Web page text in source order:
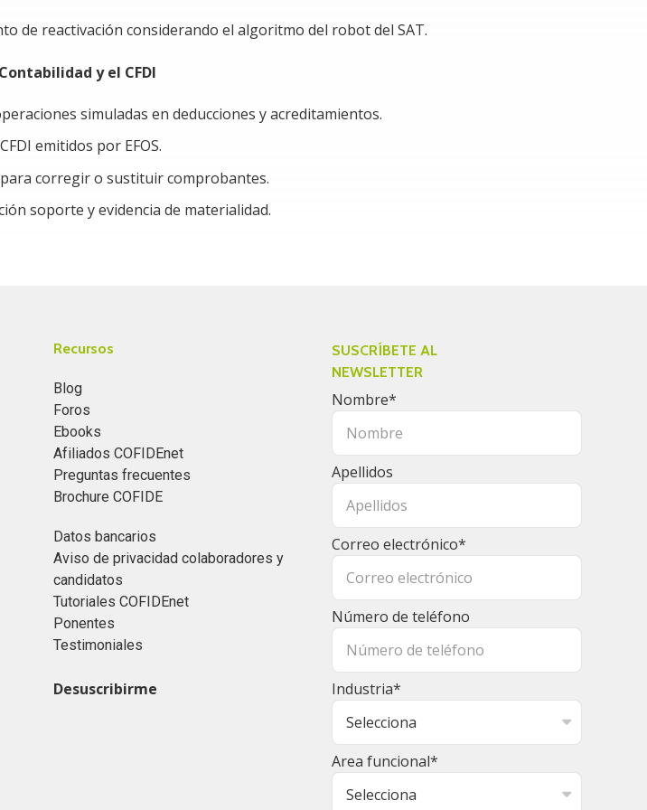
de reactivación considerando el algoritmo del robot del SAT.
y el CFDI
simuladas en deducciones y acreditamientos.
emitidos por EFOS.
corregir o sustituir comprobantes.
soporte y evidencia de materialidad.
Recursos
Blog
Foros
Ebooks
Afiliados COFIDEnet
Preguntas frecuentes
Brochure COFIDE
Datos bancarios
Aviso de privacidad colaboradores y
candidatos
Tutoriales COFIDEnet
Ponentes
Testimoniales
Desuscribirme
SUSCRÍBETE AL
NEWSLETTER
Nombre*
Apellidos
Correo electrónico*
Número de teléfono
Industria*
Area funcional*